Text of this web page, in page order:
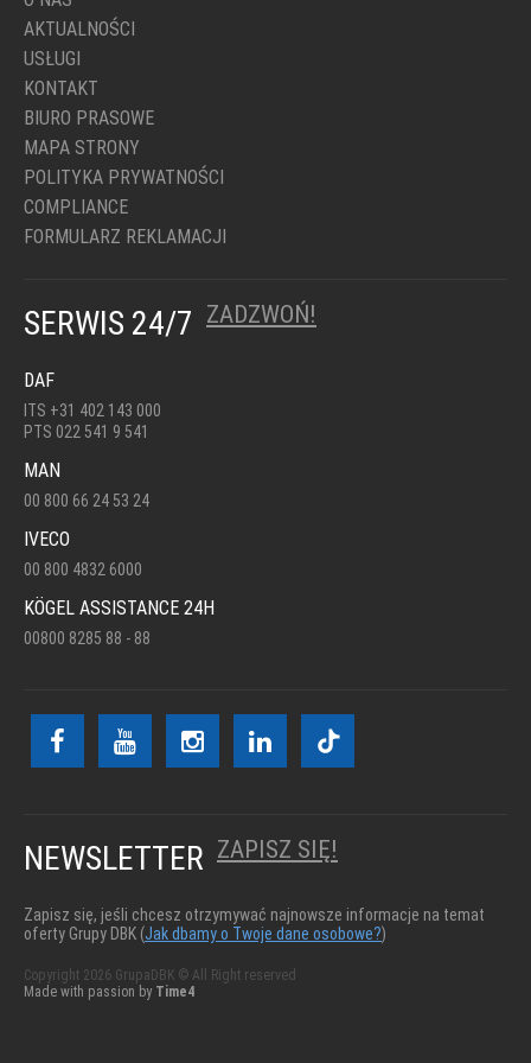
AKTUALNOŚCI
USŁUGI
KONTAKT
BIURO PRASOWE
MAPA STRONY
POLITYKA PRYWATNOŚCI
COMPLIANCE
FORMULARZ REKLAMACJI
SERWIS 24/7 ZADZWOŃ!
DAF
ITS +31 402 143 000
PTS 022 541 9 541
MAN
00 800 66 24 53 24
IVECO
00 800 4832 6000
KÖGEL ASSISTANCE 24H
00800 8285 88 - 88
NEWSLETTER ZAPISZ SIĘ!
Zapisz się, jeśli chcesz otrzymywać najnowsze informacje na temat
oferty Grupy DBK (Jak dbamy o Twoje dane osobowe?)
Copyright 2026 GrupaDBK © All Right reserved
Made with passion by Time4